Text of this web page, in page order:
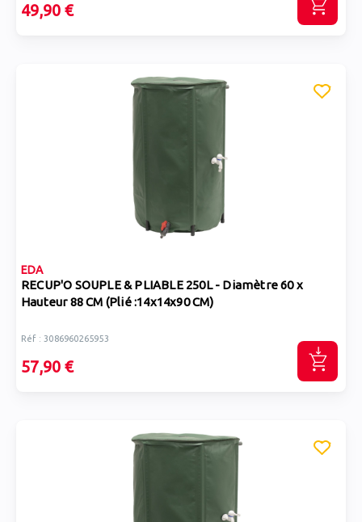
49,90 €
EDA
RECUP'O SOUPLE & PLIABLE 250L - Diamètre 60 x
Hauteur 88 CM (Plié :14x14x90 CM)
Réf : 3086960265953
57,90 €